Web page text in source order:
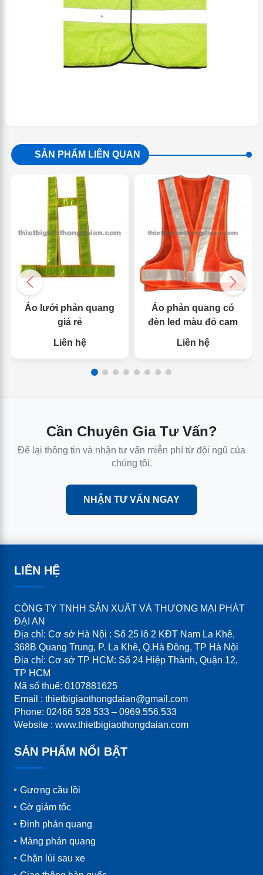
SẢN PHẨM LIÊN QUAN
Áo lưới phản quang
giá rẻ
Liên hệ
Áo phản quang có
đèn led màu đỏ cam
Liên hệ
Cần Chuyên Gia Tư Vấn?
Để lại thông tin và nhận tư vấn miễn phí từ đội ngũ của
chúng tôi.
NHẬN TƯ VẤN NGAY
LIÊN HỆ
CÔNG TY TNHH SẢN XUẤT VÀ THƯƠNG MẠI PHÁT
ĐẠI AN
Địa chỉ: Cơ sở Hà Nội : Số 25 lô 2 KĐT Nam La Khê,
368B Quang Trung, P. La Khê, Q.Hà Đông, TP Hà Nội
Địa chỉ: Cơ sở TP HCM: Số 24 Hiệp Thành, Quận 12,
TP HCM
Mã số thuế: 0107881625
Email : thietbigiaothongdaian@gmail.com
Phone: 02466 528 533 – 0969.556.533
Website : www.thietbigiaothongdaian.com
SẢN PHẨM NỔI BẬT
Gương cầu lồi
Gờ giảm tốc
Đinh phản quang
Màng phản quang
Chặn lùi sau xe